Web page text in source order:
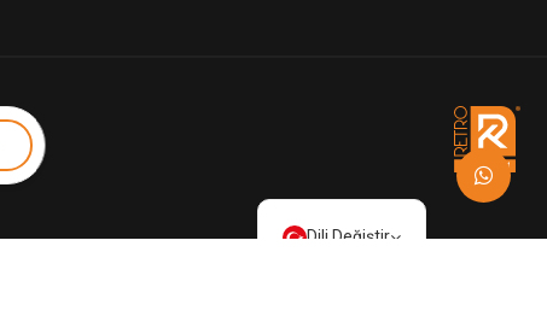
Dili Değiştir